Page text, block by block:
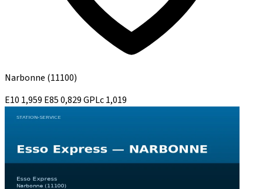
Narbonne (11100)
E10 1,959 E850,829GPLc1,019